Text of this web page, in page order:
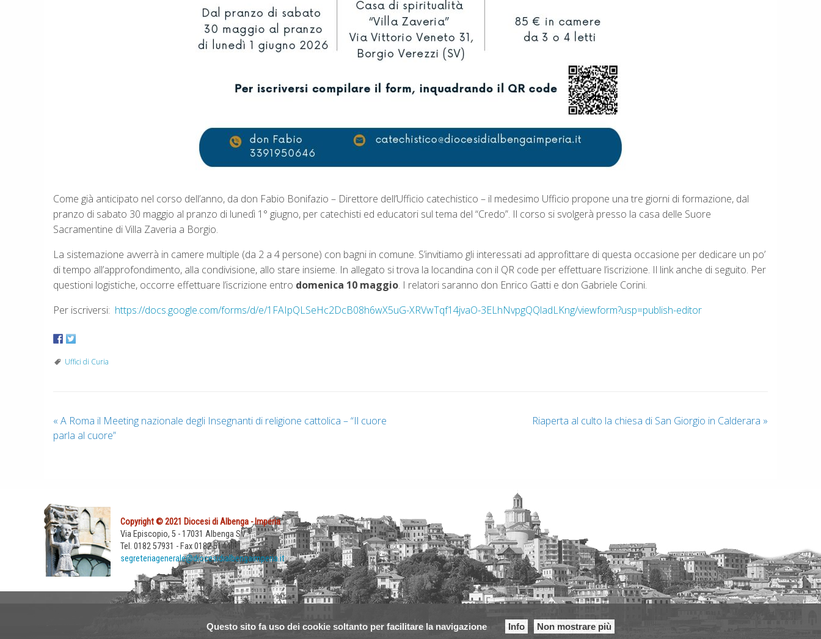
Questo sito fa uso dei cookie soltanto per facilitare la navigazione Info Non mostrare più
Come già anticipato nel corso dell’anno, da don Fabio Bonifazio – Direttore dell’Ufficio catechistico – il medesimo Ufficio propone una tre giorni di formazione, dal
pranzo di sabato 30 maggio al pranzo di lunedì 1° giugno, per catechisti ed educatori sul tema del “Credo”. Il corso si svolgerà presso la casa delle Suore
Sacramentine di Villa Zaveria a Borgio.
La sistemazione avverrà in camere multiple (da 2 a 4 persone) con bagni in comune. S’invitiamo gli interessati ad approfittare di questa occasione per dedicare un po’
di tempo all’approfondimento, alla condivisione, allo stare insieme. In allegato si trova la locandina con il QR code per effettuare l’iscrizione. Il link anche di seguito. Per
questioni logistiche, occorre effettuare l’iscrizione entro domenica 10 maggio. I relatori saranno don Enrico Gatti e don Gabriele Corini.
Per iscriversi: https://docs.google.com/forms/d/e/1FAIpQLSeHc2DcB08h6wX5uG-XRVwTqf14jvaO-3ELhNvpgQQladLKng/viewform?usp=publish-editor
Uffici di Curia
« A Roma il Meeting nazionale degli Insegnanti di religione cattolica – “Il cuore
parla al cuore”
Riaperta al culto la chiesa di San Giorgio in Calderara »
Copyright © 2021 Diocesi di Albenga - Imperia
Via Episcopio, 5 - 17031 Albenga SV
Tel. 0182 57931 - Fax 0182 51440
segreteriagenerale@diocesidialbengaimperia.it